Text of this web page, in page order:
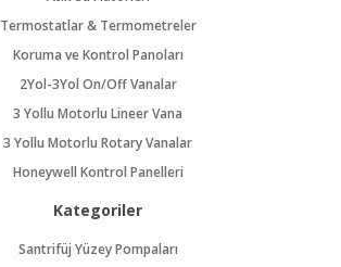
Termostatlar & Termometreler
Koruma ve Kontrol Panoları
2Yol-3Yol On/Off Vanalar
3 Yollu Motorlu Lineer Vana
3 Yollu Motorlu Rotary Vanalar
Honeywell Kontrol Panelleri
Kategoriler
Santrifüj Yüzey Pompaları